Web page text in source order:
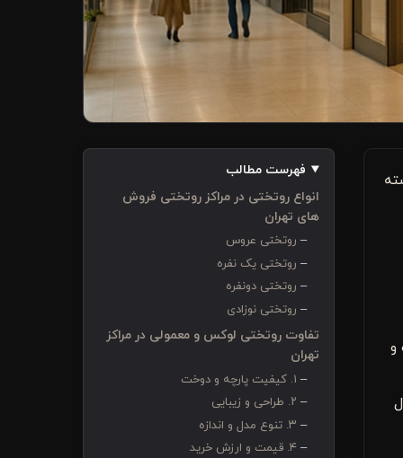
و
فهرست مطالب
انواع روتختی در مراکز روتختی فروش
های تهران
روتختی عروس
روتختی یک نفره
روتختی دونفره
روتختی نوزادی
تفاوت روتختی لوکس و معمولی در مراکز
تهران
۱. کیفیت پارچه و دوخت
۲. طراحی و زیبایی
۳. تنوع مدل و اندازه
۴. قیمت و ارزش خرید